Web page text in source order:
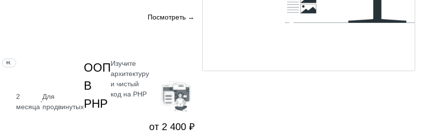
Посмотреть →
2
месяца
·
Для
продвинутых
ООП
В
PHP
Изучите
архитектуру
и чистый
код на PHP
от 2 400 ₽
СИКПфундаментального